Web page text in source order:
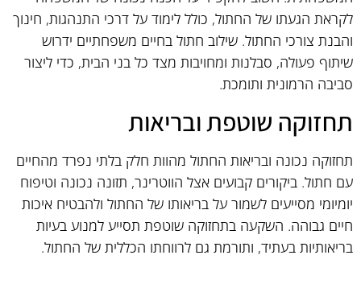
לקראת הגעתו של החתול, כולל לימוד על דרכי התנהגות, חינוך
והבנת צורכי החתול. שילוב חתול בחיים משפחתיים ידרוש
שיתוף פעולה, סבלנות ומחויבות מצד כל בני הבית, כדי ליצור
סביבה הרמונית ותומכת.
תחזוקה שוטפת ובריאות
תחזוקה נכונה ובריאות החתול מהוות חלק בלתי נפרד מהחיים
עם חתול. ביקורים קבועים אצל הווטרינר, תזונה נכונה וטיפוח
יומיומי מסייעים לשמור על בריאותו של החתול ולהבטיח איכות
חיים גבוהה. השקעה בתחזוקה שוטפת תסייע למנוע בעיות
בריאותיות בעתיד, ותורמת גם לרווחתו הכללית של החתול.